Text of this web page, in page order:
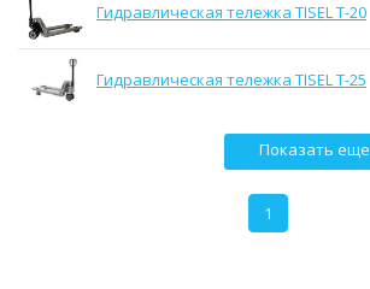
Гидравлическая тележка TISEL T-20
Гидравлическая тележка TISEL T-25
Показать еще
1